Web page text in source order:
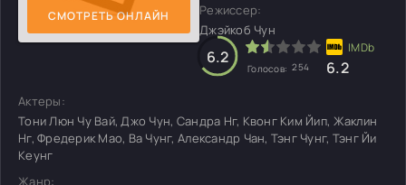
СМОТРЕТЬ ОНЛАЙН
Режиссер:
Джэйкоб Чун
6.2
Голосов: 254 6.2
Актеры:
Тони Люн Чу Вай, Джо Чун, Сандра Нг, Квонг Ким Йип, Жаклин
Нг, Фредерик Мао, Ва Чунг, Александр Чан, Тэнг Чунг, Тэнг Йи
Кеунг
Жанр: